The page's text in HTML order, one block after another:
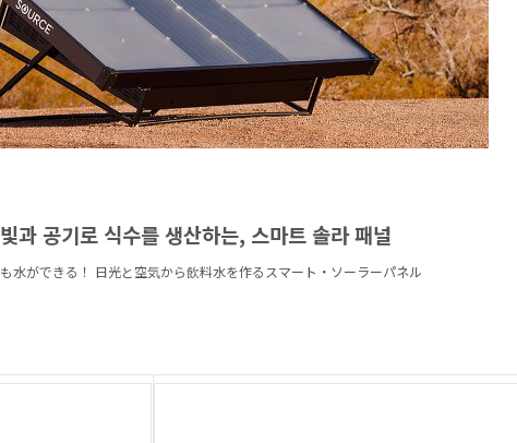
과 공기로 식수를 생산하는, 스마트 솔라 패널
水ができる！ 日光と空気から飲料水を作るスマート・ソーラーパネル